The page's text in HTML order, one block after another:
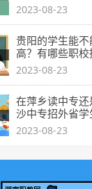
2023-08-23
贵阳的学生能
高？有哪些职校
2023-08-23
在萍乡读中专
沙中专招外省学
2023-08-23